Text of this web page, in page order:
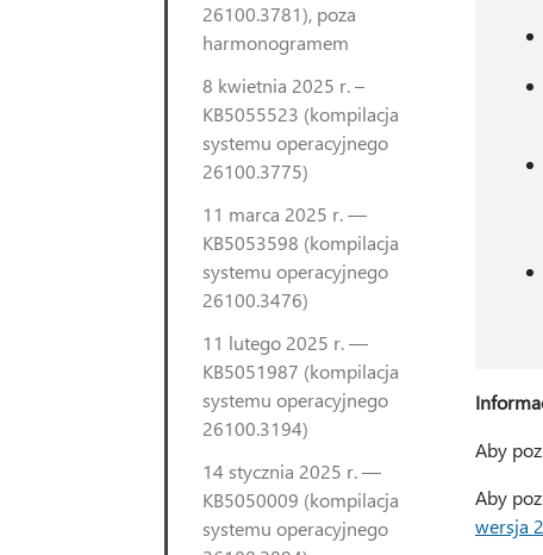
26100.3781), poza
harmonogramem
8 kwietnia 2025 r. –
KB5055523 (kompilacja
systemu operacyjnego
26100.3775)
11 marca 2025 r. —
KB5053598 (kompilacja
systemu operacyjnego
26100.3476)
11 lutego 2025 r. —
KB5051987 (kompilacja
systemu operacyjnego
26100.3194)
14 stycznia 2025 r. —
KB5050009 (kompilacja
systemu operacyjnego
Aby
Aby
wersja